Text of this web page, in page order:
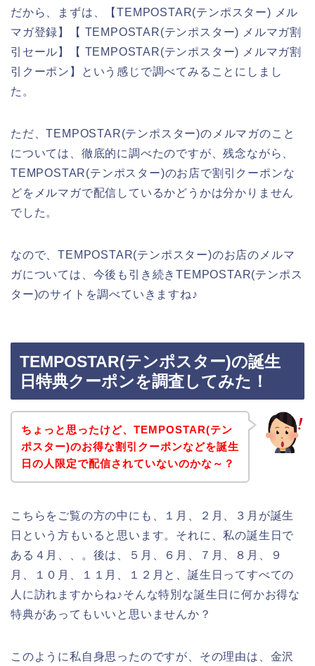
だから、まずは、【TEMPOSTAR(テンポスター) メル
マガ登録】【 TEMPOSTAR(テンポスター) メルマガ割
引セール】【 TEMPOSTAR(テンポスター) メルマガ割
引クーポン】という感じで調べてみることにしまし
た。
ただ、TEMPOSTAR(テンポスター)のメルマガのこと
については、徹底的に調べたのですが、残念ながら、
TEMPOSTAR(テンポスター)のお店で割引クーポンな
どをメルマガで配信しているかどうかは分かりません
でした。
なので、TEMPOSTAR(テンポスター)のお店のメルマ
ガについては、今後も引き続きTEMPOSTAR(テンポス
ター)のサイトを調べていきますね♪
TEMPOSTAR(テンポスター)の誕生
日特典クーポンを調査してみた！
ちょっと思ったけど、TEMPOSTAR(テン
ポスター)のお得な割引クーポンなどを誕生
日の人限定で配信されていないのかな～？
こちらをご覧の方の中にも、１月、２月、３月が誕生
日という方もいると思います。それに、私の誕生日で
ある４月、、。後は、５月、６月、７月、８月、９
月、１０月、１１月、１２月と、誕生日ってすべての
人に訪れますからね♪そんな特別な誕生日に何かお得な
特典があってもいいと思いませんか？
このように私自身思ったのですが、その理由は、金沢